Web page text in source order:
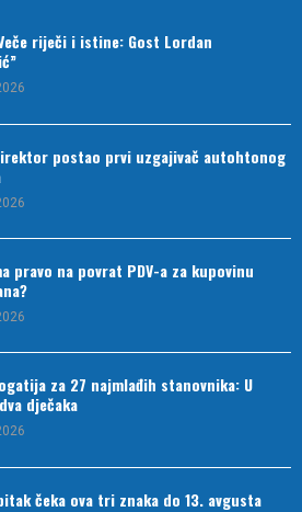
riječi i istine: Gost Lordan
postao prvi uzgajivač autohtonog
pravo na povrat PDV-a za kupovinu
za 27 najmlađih stanovnika: U
dječaka
čeka ova tri znaka do 13. avgusta